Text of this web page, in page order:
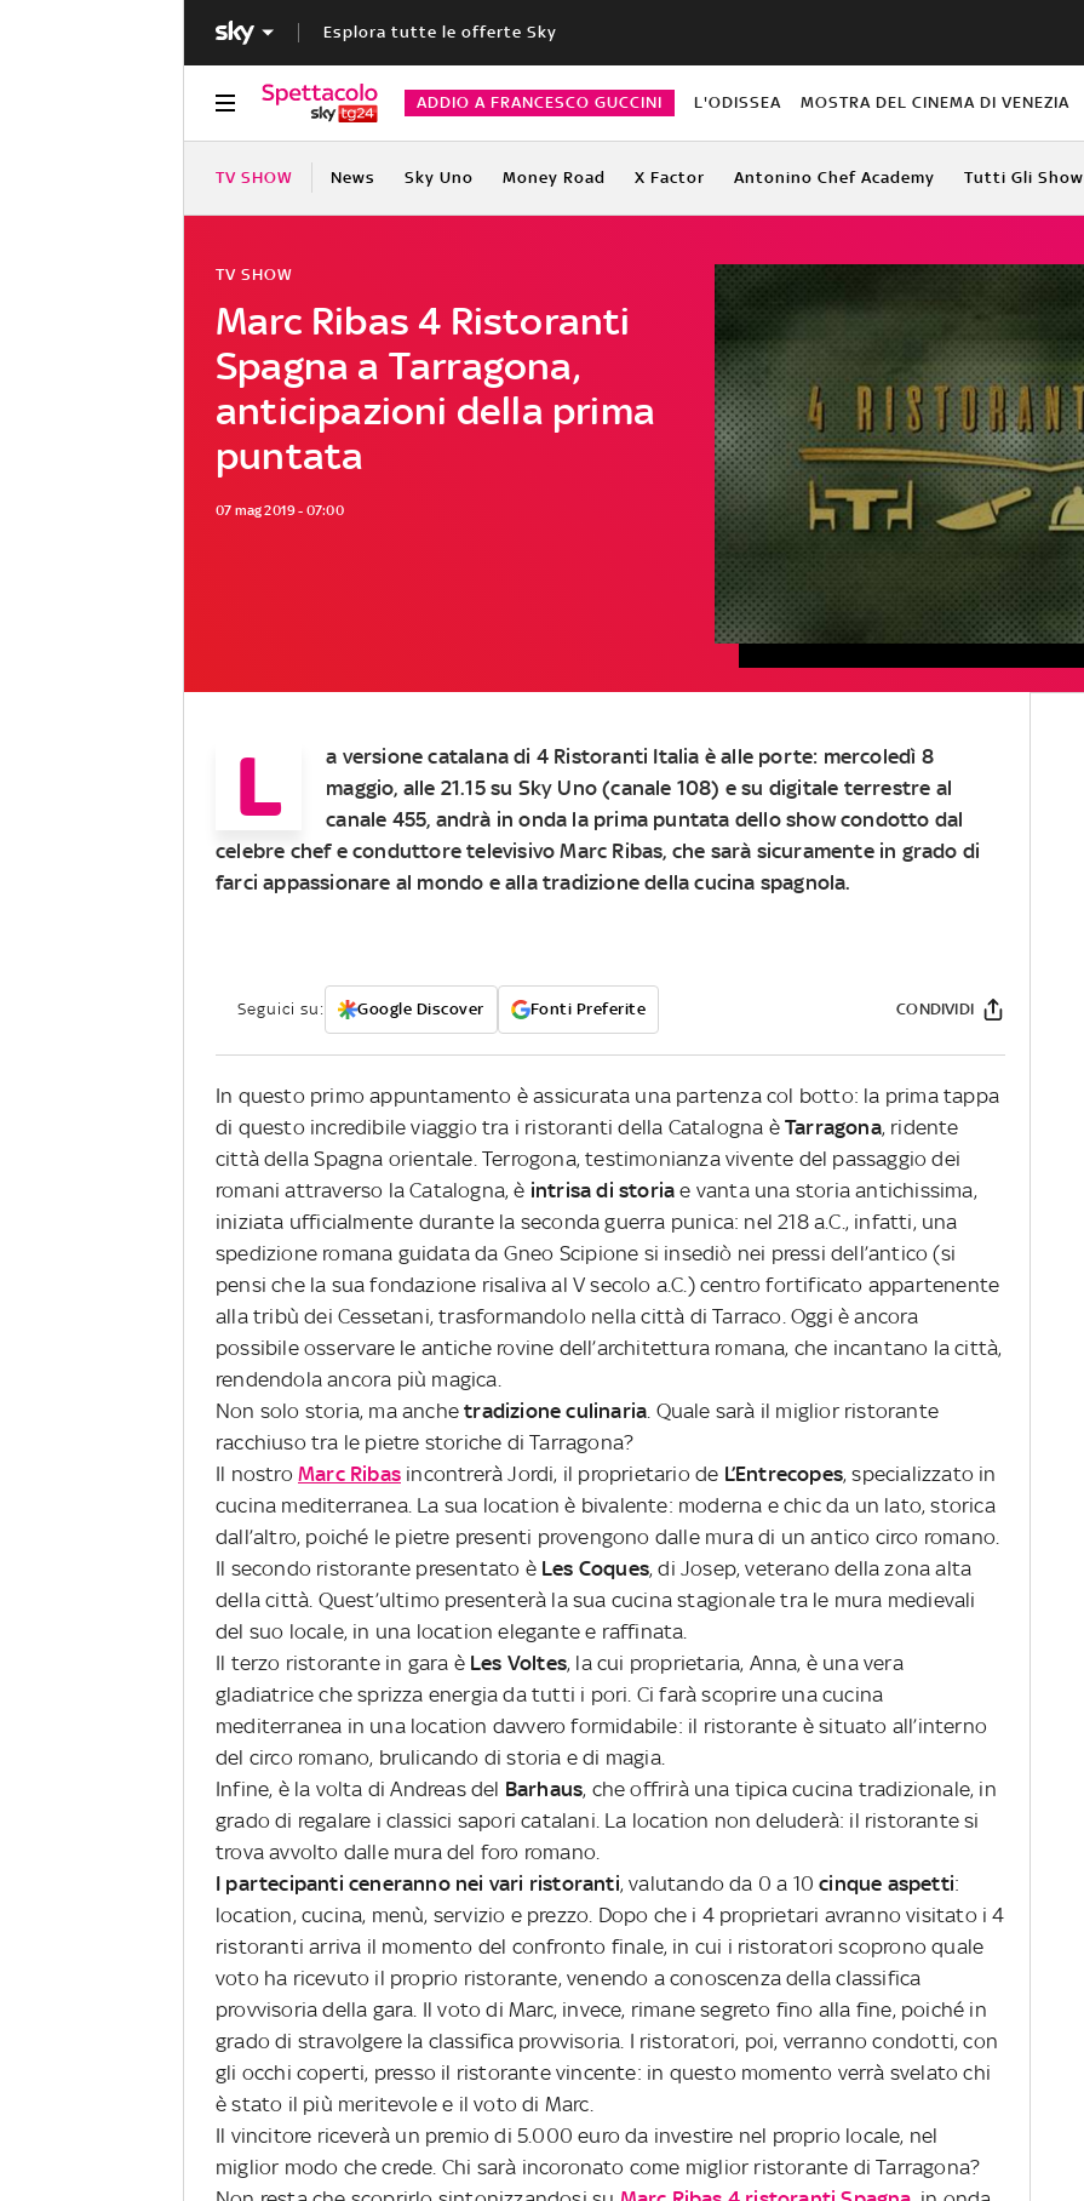
Esplora tutte le offerte Sky
ADDIO A FRANCESCO GUCCINI L'ODISSEA MOSTRA DEL CINEMA DI VENEZIA
TV SHOW News Sky Uno Money Road X Factor Antonino Chef Academy Tutti Gli Show
Marc Ribas 4 Ristoranti
Spagna a Tarragona,
anticipazioni della prima
puntata
TV SHOW
07 mag 2019 - 07:00
L a versione catalana di 4 Ristoranti Italia è alle porte: mercoledì 8
maggio, alle 21.15 su Sky Uno (canale 108) e su digitale terrestre al
canale 455, andrà in onda la prima puntata dello show condotto dal
celebre chef e conduttore televisivoMarc Ribas, che sarà sicuramente in grado di
farci appassionare al mondo e alla tradizione della cucina spagnola.
Seguici su: Google Discover Fonti Preferite CONDIVIDI
In questo primo appuntamento è assicurata una partenza col botto: la prima tappa
di questo incredibile viaggio tra i ristoranti della Catalogna èTarragona, ridente
città della Spagna orientale. Terrogona, testimonianza vivente del passaggio dei
romani attraverso la Catalogna, è intrisa di storia e vanta una storia antichissima,
iniziata ufficialmente durante la seconda guerra punica: nel 218 a.C., infatti, una
spedizione romana guidata da Gneo Scipione si insediò nei pressi dell’antico (si
pensi che la sua fondazione risaliva al V secolo a.C.) centro fortificato appartenente
alla tribù dei Cessetani, trasformandolo nella città di Tarraco. Oggi è ancora
possibile osservare le antiche rovine dell’architettura romana, che incantano la città,
rendendola ancora più magica.
Non solo storia, ma anche tradizione culinaria . Quale sarà il miglior ristorante
racchiuso tra le pietre storiche di Tarragona?
Il nostro Marc Ribas incontrerà Jordi, il proprietario de L’Entrecopes, specializzato in
cucina mediterranea. La sua location è bivalente: moderna e chic da un lato, storica
dall’altro, poiché le pietre presenti provengono dalle mura di un antico circo romano.
Il secondo ristorante presentato è Les Coques, di Josep, veterano della zona alta
della città. Quest’ultimo presenterà la sua cucina stagionale tra le mura medievali
del suo locale, in una location elegante e raffinata.
Il terzo ristorante in gara èLes Voltes, la cui proprietaria, Anna, è una vera
gladiatrice che sprizza energia da tutti i pori. Ci farà scoprire una cucina
mediterranea in una location davvero formidabile: il ristorante è situato all’interno
del circo romano, brulicando di storia e di magia.
Infine, è la volta di Andreas del Barhaus, che offrirà una tipica cucina tradizionale, in
grado di regalare i classici sapori catalani. La location non deluderà: il ristorante si
trova avvolto dalle mura del foro romano.
I partecipanti ceneranno nei vari ristoranti, valutando da 0 a 10cinque aspetti:
location, cucina, menù, servizio e prezzo. Dopo che i 4 proprietari avranno visitato i 4
ristoranti arriva il momento del confronto finale, in cui i ristoratori scoprono quale
voto ha ricevuto il proprio ristorante, venendo a conoscenza della classifica
provvisoria della gara. Il voto di Marc, invece, rimane segreto fino alla fine, poiché in
grado di stravolgere la classifica provvisoria. I ristoratori, poi, verranno condotti, con
gli occhi coperti, presso il ristorante vincente: in questo momento verrà svelato chi
è stato il più meritevole e il voto di Marc.
Il vincitore riceverà un premio di 5.000 euro da investire nel proprio locale, nel
miglior modo che crede. Chi sarà incoronato come miglior ristorante di Tarragona?